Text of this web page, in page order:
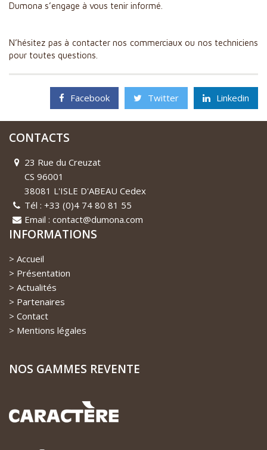
Dumona s’engage à vous tenir informé.
N’hésitez pas à contacter nos commerciaux ou nos techniciens
pour toutes questions.
Facebook Twitter Linkedin
CONTACTS
23 Rue du Creuzat
CS 96001
38081 L'ISLE D'ABEAU Cedex
Tél : +33 (0)4 74 80 81 55
Email : contact@dumona.com
INFORMATIONS
Accueil
Présentation
Actualités
Partenaires
Contact
Mentions légales
NOS GAMMES REVENTE